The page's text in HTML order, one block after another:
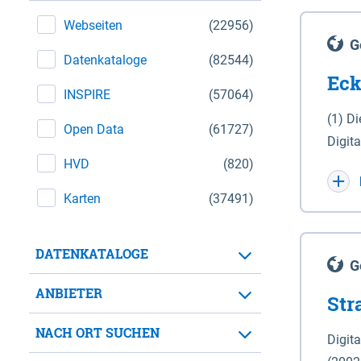
(22956)
Webseiten
(82544)
Datenkataloge
(57064)
INSPIRE
(61727)
Open Data
(820)
HVD
(37491)
Karten
DATENKATALOGE
ANBIETER
NACH ORT SUCHEN
(1)
WGS
für
der in